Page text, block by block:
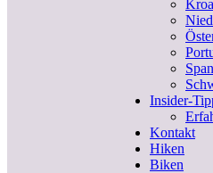
Insider-
Kontakt
Hiken
Biken